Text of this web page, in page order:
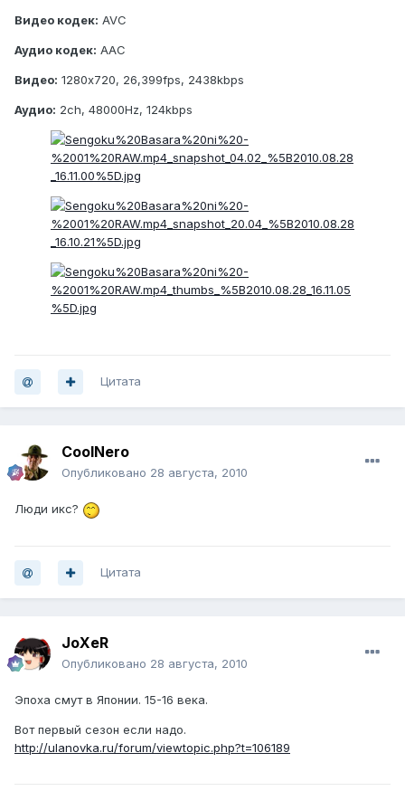
Видео кодек: AVC
Аудио кодек: AAC
Видео: 1280x720, 26,399fps, 2438kbps
Аудио: 2ch, 48000Hz, 124kbps
Цитата
CoolNero
Опубликовано 28 августа, 2010
Люди икс?
Цитата
JoXeR
Опубликовано 28 августа, 2010
Эпоха смут в Японии. 15-16 века.
Вот первый сезон если надо.
http://ulanovka.ru/forum/viewtopic.php?t=106189